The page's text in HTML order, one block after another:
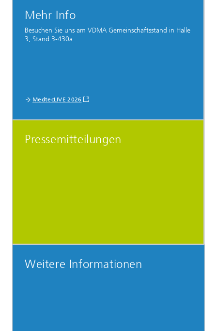
Mehr Info
Besuchen Sie uns am VDMA Gemeinschaftsstand in Halle
3, Stand 3-430a
MedtecLIVE 2026
Pressemitteilungen
Weitere Informationen